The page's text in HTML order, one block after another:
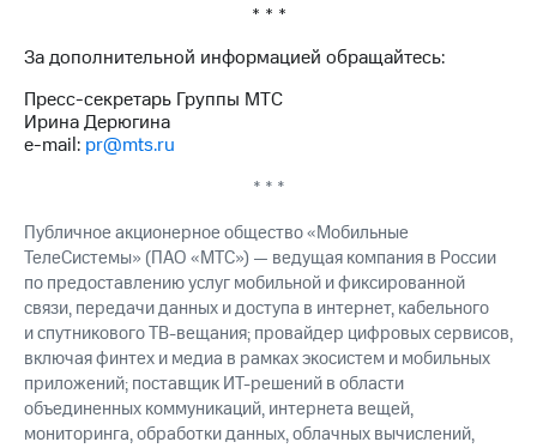
Акционерный
Контроль
и
аудит
Описание
Программа
приобретения
Порядок
выкупа
акций
Дивиденды
Рынок
облигаций
* * *
За дополнительной информацией обращайтесь:
Пресс-секретарь Группы МТС
Ирина Дерюгина
e-mail: pr@mts.ru
* * *
Публичное акционерное общество «Мобильные
ТелеСистемы» (ПАО «МТС») — ведущая компания в России
по предоставлению услуг мобильной и фиксированной
связи, передачи данных и доступа в интернет, кабельного
и спутникового ТВ-вещания; провайдер цифровых сервисов,
включая финтех и медиа в рамках экосистем и мобильных
приложений; поставщик ИТ-решений в области
объединенных коммуникаций, интернета вещей,
мониторинга, обработки данных, облачных вычислений,